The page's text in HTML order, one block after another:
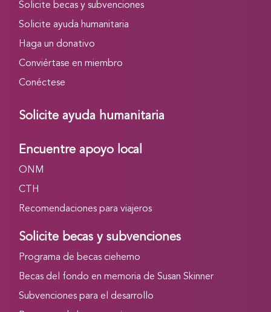
Solicite becas y subvenciones
Solicite ayuda humanitaria
Haga un donativo
Conviértase en miembro
Conéctese
Solicite ayuda humanitaria
Encuentre apoyo local
ONM
CTH
Recomendaciones para viajeros
Solicite becas y subvenciones
Programa de becas ciehemo
Becas del fondo en memoria de Susan Skinner
Subvenciones para el desarrollo